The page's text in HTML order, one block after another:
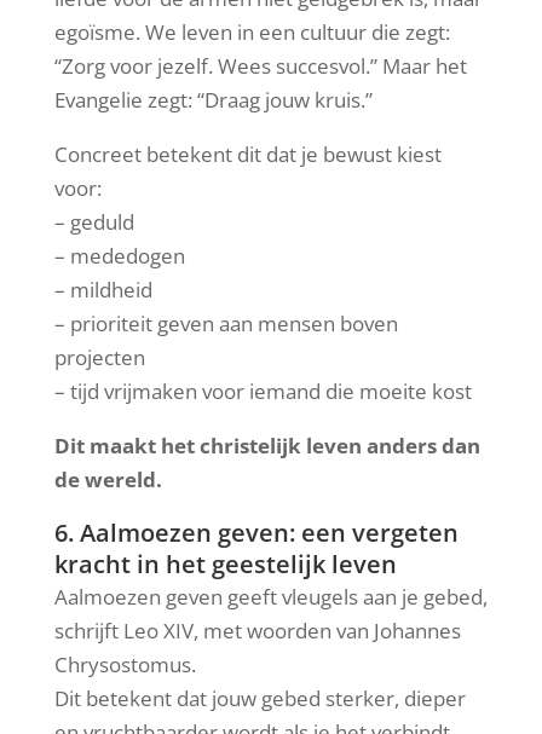
egoïsme. We leven in een cultuur die zegt:
“Zorg voor jezelf. Wees succesvol.” Maar het
Evangelie zegt: “Draag jouw kruis.”
Concreet betekent dit dat je bewust kiest
voor:
– geduld
– mededogen
– mildheid
– prioriteit geven aan mensen boven
projecten
– tijd vrijmaken voor iemand die moeite kost
Dit maakt het christelijk leven anders dan
de wereld.
6. Aalmoezen geven: een vergeten
kracht in het geestelijk leven
Aalmoezen geven geeft vleugels aan je gebed,
schrijft Leo XIV, met woorden van Johannes
Chrysostomus.
Dit betekent dat jouw gebed sterker, dieper